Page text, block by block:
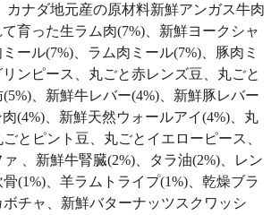
カナダ地元産の原材料新鮮アンガス牛肉
育った生ラム肉(7%)、新鮮ヨークシャ
ール(7%)、ラム肉ミール(7%)、豚肉ミ
ンピース、丸ごと赤レンズ豆、丸ごと
、新鮮牛レバー(4%)、新鮮豚レバー
(4%)、新鮮天然ウォールアイ(4%)、丸
とピント豆、丸ごとイエローピース、
、新鮮牛腎臓(2%)、タラ油(2%)、レン
(1%)、羊ラムトライプ(1%)、乾燥ブラ
チャ、新鮮バターナッツスクワッシ